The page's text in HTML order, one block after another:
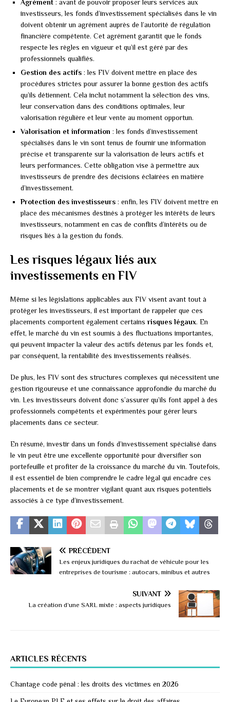
Agrément : avant de pouvoir proposer leurs services aux
investisseurs, les fonds d’investissement spécialisés dans le vin
doivent obtenir un agrément auprès de l’autorité de régulation
financière compétente. Cet agrément garantit que le fonds
respecte les règles en vigueur et qu’il est géré par des
professionnels qualifiés.
Gestion des actifs : les FIV doivent mettre en place des
procédures strictes pour assurer la bonne gestion des actifs
qu’ils détiennent. Cela inclut notamment la sélection des vins,
leur conservation dans des conditions optimales, leur
valorisation régulière et leur vente au moment opportun.
Valorisation et information : les fonds d’investissement
spécialisés dans le vin sont tenus de fournir une information
précise et transparente sur la valorisation de leurs actifs et
leurs performances. Cette obligation vise à permettre aux
investisseurs de prendre des décisions éclairées en matière
d’investissement.
Protection des investisseurs : enfin, les FIV doivent mettre en
place des mécanismes destinés à protéger les intérêts de leurs
investisseurs, notamment en cas de conflits d’intérêts ou de
risques liés à la gestion du fonds.
Les risques légaux liés aux
investissements en FIV
Même si les législations applicables aux FIV visent avant tout à
protéger les investisseurs, il est important de rappeler que ces
placements comportent également certains risques légaux. En
effet, le marché du vin est soumis à des fluctuations importantes,
qui peuvent impacter la valeur des actifs détenus par les fonds et,
par conséquent, la rentabilité des investissements réalisés.
De plus, les FIV sont des structures complexes qui nécessitent une
gestion rigoureuse et une connaissance approfondie du marché du
vin. Les investisseurs doivent donc s’assurer qu’ils font appel à des
professionnels compétents et expérimentés pour gérer leurs
placements dans ce secteur.
En résumé, investir dans un fonds d’investissement spécialisé dans
le vin peut être une excellente opportunité pour diversifier son
portefeuille et profiter de la croissance du marché du vin. Toutefois,
il est essentiel de bien comprendre le cadre légal qui encadre ces
placements et de se montrer vigilant quant aux risques potentiels
associés à ce type d’investissement.
PRÉCÉDENT
Les enjeux juridiques du rachat de véhicule pour les
entreprises de tourisme : autocars, minibus et autres
SUIVANT
La création d’une SARL mixte : aspects juridiques
ARTICLES RÉCENTS
Chantage code pénal : les droits des victimes en 2026